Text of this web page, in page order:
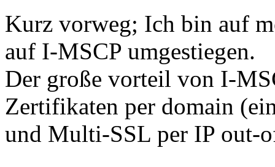
Kurz vorweg; Ich bin auf
auf I-MSCP umgestiegen.
Der große vorteil von I-
Zertifikaten per domain
und Multi-SSL per IP out-